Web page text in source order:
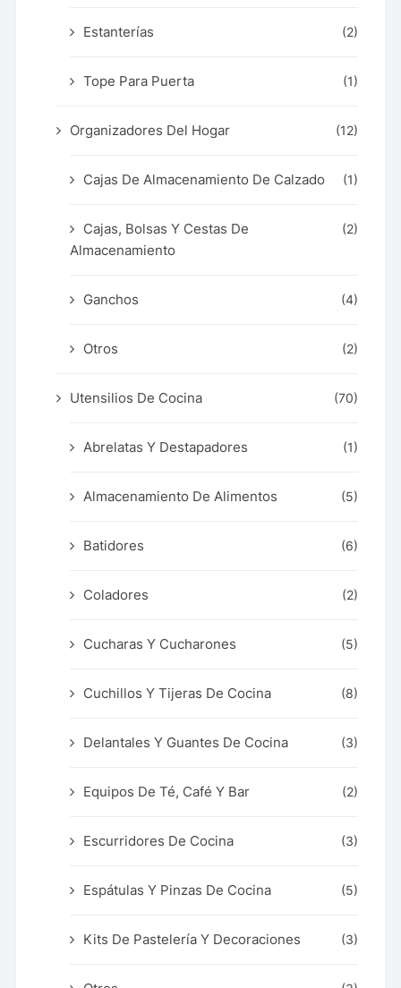
Estanterías (2)
Tope Para Puerta (1)
Organizadores Del Hogar (12)
Cajas De Almacenamiento De Calzado (1)
Cajas, Bolsas Y Cestas De
Almacenamiento
(2)
Ganchos (4)
Otros (2)
Utensilios De Cocina (70)
Abrelatas Y Destapadores (1)
Almacenamiento De Alimentos (5)
Batidores (6)
Coladores (2)
Cucharas Y Cucharones (5)
Cuchillos Y Tijeras De Cocina (8)
Delantales Y Guantes De Cocina (3)
Equipos De Té, Café Y Bar (2)
Escurridores De Cocina (3)
Espátulas Y Pinzas De Cocina (5)
Kits De Pastelería Y Decoraciones (3)